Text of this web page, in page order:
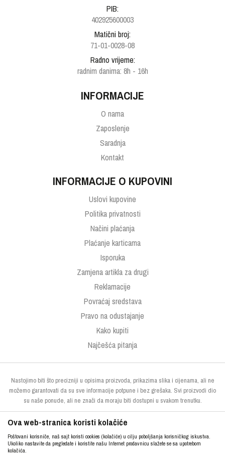
PIB:
402925600003
Matični broj:
71-01-0028-08
Radno vrijeme:
radnim danima: 8h - 16h
INFORMACIJE
O nama
Zaposlenje
Saradnja
Kontakt
INFORMACIJE O KUPOVINI
Uslovi kupovine
Politika privatnosti
Načini plaćanja
Plaćanje karticama
Isporuka
Zamjena artikla za drugi
Reklamacije
Povraćaj sredstava
Pravo na odustajanje
Kako kupiti
Najčešća pitanja
Nastojimo biti što precizniji u opisima proizvoda, prikazima slika i cijenama, ali ne
možemo garantovati da su sve informacije potpune i bez grešaka. Svi proizvodi dio
su naše ponude, ali ne znači da moraju biti dostupni u svakom trenutku.
Ova web-stranica koristi kolačiće
Poštovani korisniče, naš sajt koristi cookies (kolačiće) u cilju poboljšanja korisničkog iskustva.
Ukoliko nastavite da pregledate i koristite našu Internet prodavnicu slažete se sa upotrebom
kolačića.